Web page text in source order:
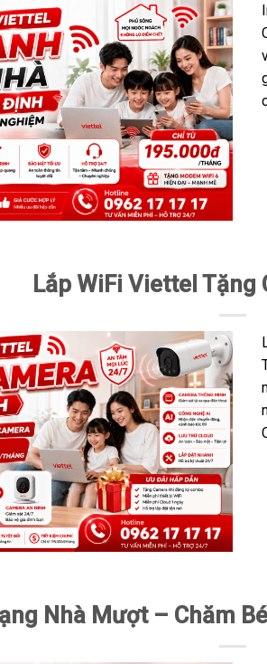
Lắp WiFi Viettel Tặng
Nhà Mượt – Chăm